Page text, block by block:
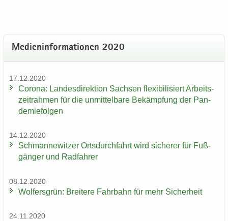
Me­di­en­in­for­ma­tio­nen 2020
17.12.2020
Co­ro­na: Lan­des­di­rek­ti­on Sach­sen fle­xi­bi­li­siert Ar­beits­
zeit­rah­men für die un­mit­tel­ba­re Be­kämp­fung der Pan­
de­mie­fol­gen
14.12.2020
Sch­man­ne­wit­zer Orts­durch­fahrt wird si­che­rer für Fuß­
gän­ger und Rad­fah­rer
08.12.2020
Wol­fers­grün: Brei­te­re Fahr­bahn für mehr Si­cher­heit
24.11.2020